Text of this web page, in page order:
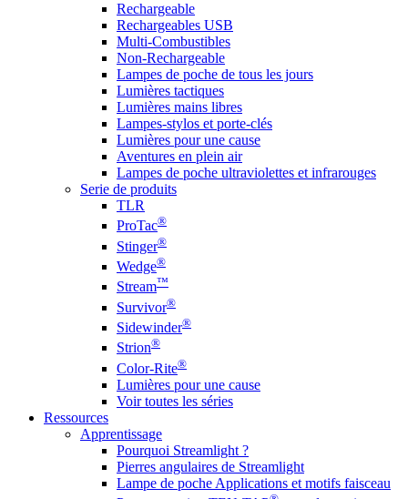
Rechargeable
Rechargeables USB
Multi-Combustibles
Non-Rechargeable
Lampes de poche de tous les jours
Lumières tactiques
Lumières mains libres
Lampes-stylos et porte-clés
Lumières pour une cause
Aventures en plein air
Lampes de poche ultraviolettes et infrarouges
Serie de produits
TLR
ProTac®
Stinger®
Wedge®
Stream™
Survivor®
Sidewinder®
Strion®
Color-Rite®
Lumières pour une cause
Voir toutes les séries
Ressources
Apprentissage
Pourquoi Streamlight ?
Pierres angulaires de Streamlight
Lampe de poche Applications et motifs faisceau